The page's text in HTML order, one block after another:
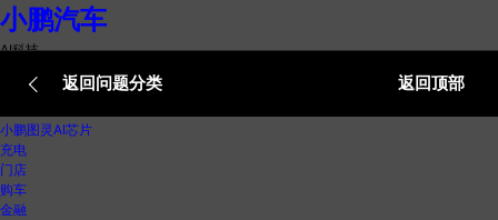
小鹏汽车
AI科技
AI机器人
小鹏图灵AI芯片
充电
门店
购车
金融
返回问题分类 返回顶部